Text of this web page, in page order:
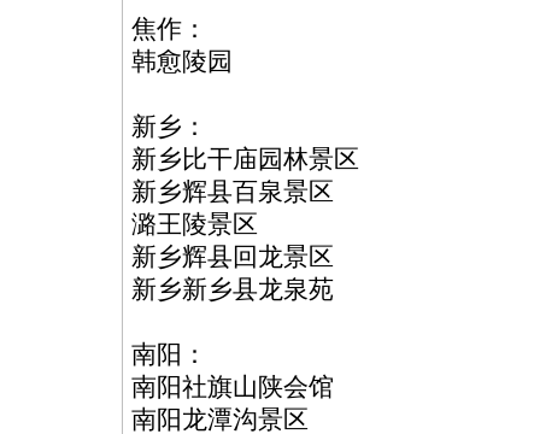
焦作：
韩愈陵园
新乡：
新乡比干庙园林景区
新乡辉县百泉景区
潞王陵景区
新乡辉县回龙景区
新乡新乡县龙泉苑
南阳：
南阳社旗山陕会馆
南阳龙潭沟景区